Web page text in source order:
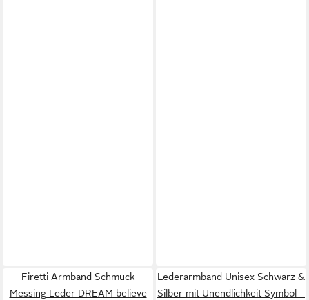
Firetti Armband Schmuck
Messing Leder DREAM believe
Lederarmband Unisex Schwarz &
Silber mit Unendlichkeit Symbol –